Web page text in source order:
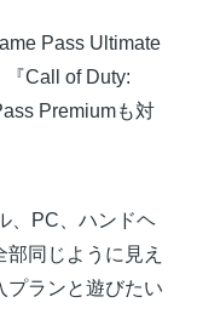
Pass Ultimate
Call of Duty:
Premiumも対
、PC、ハンドヘ
同じように見え
プランと遊びたい